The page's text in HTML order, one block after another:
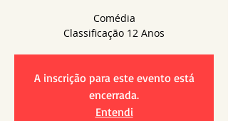
Comédia
A inscrição para este evento está
encerrada.
Entendi